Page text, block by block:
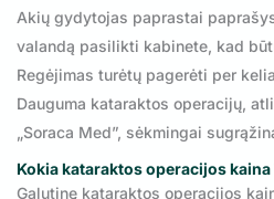
Akių gydytojas paprastai
valandą pasilikti kabinete, kad
Regėjimas turėtų pagerėti per
Dauguma kataraktos operacijų,
„Soraca Med”, sėkmingai
Kokia kataraktos operacijos
Galutinę kataraktos operacijos